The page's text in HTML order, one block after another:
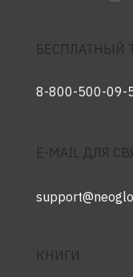
БЕСПЛАТНЫЙ
8-800-500-09-
E-MAIL ДЛЯ
КНИГИ